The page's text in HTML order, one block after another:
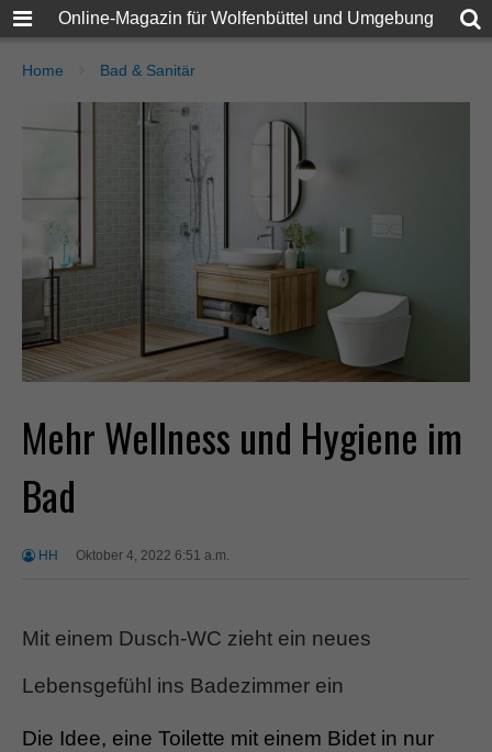
Online-Magazin für Wolfenbüttel und Umgebung
Home Bad & Sanitär
Mehr Wellness und Hygiene im
Bad
HH Oktober 4, 2022 6:51 a.m.
Mit einem Dusch-WC zieht ein neues
Lebensgefühl ins Badezimmer ein
Die Idee, eine Toilette mit einem Bidet in nur